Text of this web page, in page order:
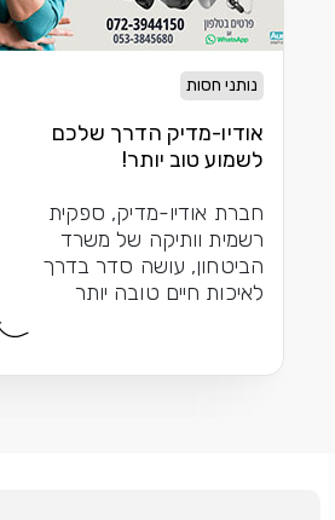
נותני חסות
אודיו-מדיק הדרך שלכם
לשמוע טוב יותר!
חברת אודיו-מדיק, ספקית
רשמית וותיקה של משרד
הביטחון, עושה סדר בדרך
לאיכות חיים טובה יותר